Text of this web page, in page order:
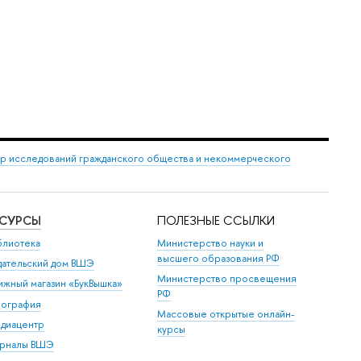
исследований гражданского общества и некоммерческого
дом ВШЭ
магазин «БукВышка»
ВШЭ
ПОЛЕЗНЫЕ ССЫЛКИ
Министерство науки и
высшего образования РФ
Министерство просвещения
РФ
Массовые открытые онлайн-
курсы